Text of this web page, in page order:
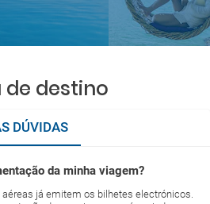
de destino
DÚVIDAS
da minha viagem?
já emitem os bilhetes electrónicos.